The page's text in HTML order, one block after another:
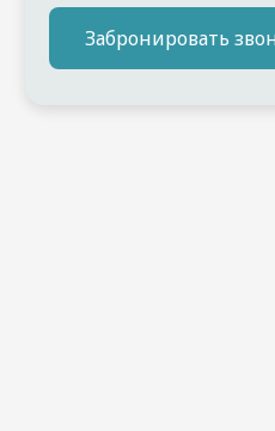
Забронировать